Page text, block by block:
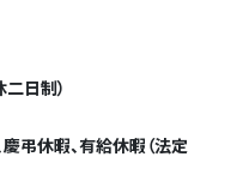
日制）
弔休暇、有給休暇（法定